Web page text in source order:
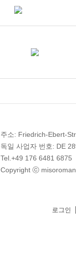
주소: Friedrich-Ebert-
독일 사업자 번호: DE
Tel.+49 176 6481 6875
Copyright ⓒ misoroman
로그인